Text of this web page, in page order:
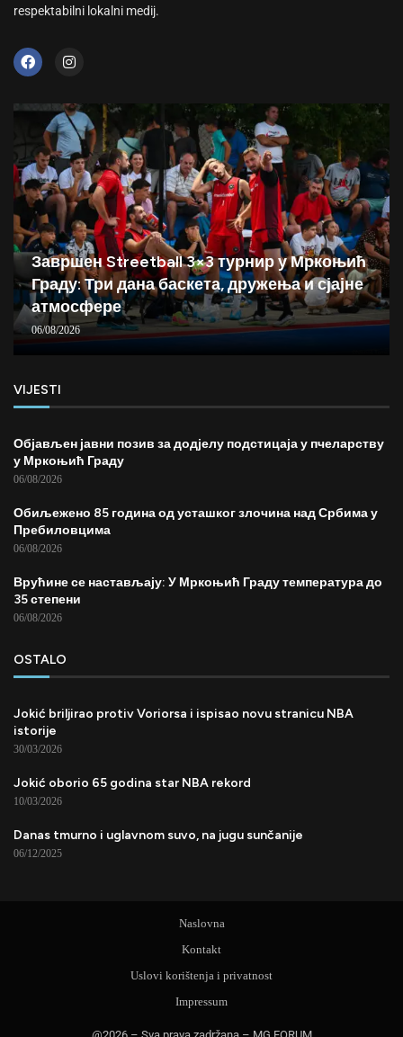
respektabilni lokalni medij.
Завршен Streetball 3×3 турнир у Мркоњић
Граду: Три дана баскета, дружења и сјајне
атмосфере
06/08/2026
VIJESTI
Објављен јавни позив за додјелу подстицаја у пчеларству
у Мркоњић Граду
06/08/2026
Обиљежено 85 година од усташког злочина над Србима у
Пребиловцима
06/08/2026
Врућине се настављају: У Мркоњић Граду температура до
35 степени
06/08/2026
OSTALO
Jokić briljirao protiv Voriorsa i ispisao novu stranicu NBA
istorije
30/03/2026
Jokić oborio 65 godina star NBA rekord
10/03/2026
Danas tmurno i uglavnom suvo, na jugu sunčanije
06/12/2025
Naslovna
Kontakt
Uslovi korištenja i privatnost
Impressum